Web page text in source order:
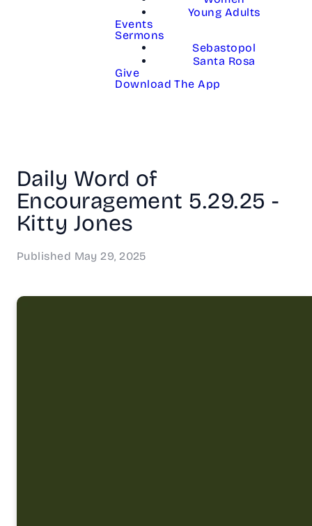
Young Adults
Events
Sermons
Sebastopol
Santa Rosa
Give
Download The App
Daily Word of
Encouragement 5.29.25 -
Kitty Jones
Published May 29, 2025